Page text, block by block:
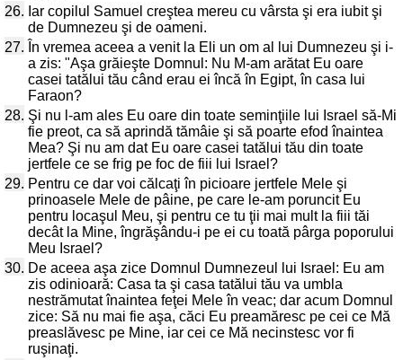
26. Iar copilul Samuel creştea mereu cu vârsta şi era iubit şi
de Dumnezeu şi de oameni.
27. În vremea aceea a venit la Eli un om al lui Dumnezeu şi i-
a zis: "Aşa grăieşte Domnul: Nu M-am arătat Eu oare
casei tatălui tău când erau ei încă în Egipt, în casa lui
Faraon?
28. Şi nu l-am ales Eu oare din toate seminţiile lui Israel să-Mi
fie preot, ca să aprindă tămâie şi să poarte efod înaintea
Mea? Şi nu am dat Eu oare casei tatălui tău din toate
jertfele ce se frig pe foc de fiii lui Israel?
29. Pentru ce dar voi călcaţi în picioare jertfele Mele şi
prinoasele Mele de pâine, pe care le-am poruncit Eu
pentru locaşul Meu, şi pentru ce tu ţii mai mult la fiii tăi
decât la Mine, îngrăşându-i pe ei cu toată pârga poporului
Meu Israel?
30. De aceea aşa zice Domnul Dumnezeul lui Israel: Eu am
zis odinioară: Casa ta şi casa tatălui tău va umbla
nestrămutat înaintea feţei Mele în veac; dar acum Domnul
zice: Să nu mai fie aşa, căci Eu preamăresc pe cei ce Mă
preaslăvesc pe Mine, iar cei ce Mă necinstesc vor fi
ruşinaţi.